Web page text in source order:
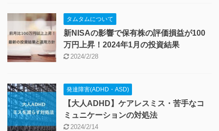
タムタムについて
新NISAの影響で保有株の評価損益が100
万円上昇！2024年1月の投資結果
2024/2/28
発達障害(ADHD・ASD)
【大人ADHD】ケアレスミス・苦手なコ
ミュニケーションの対処法
2024/2/14